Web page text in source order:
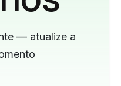
— atualize a